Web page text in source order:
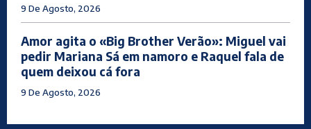
9 De Agosto, 2026
Amor agita o «Big Brother Verão»: Miguel vai
pedir Mariana Sá em namoro e Raquel fala de
quem deixou cá fora
9 De Agosto, 2026